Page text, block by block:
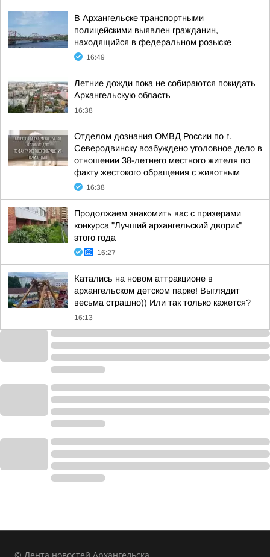
В Архангельске транспортными
полицейскими выявлен гражданин,
находящийся в федеральном розыске
16:49
Летние дожди пока не собираются покидать
Архангельскую область
16:38
Отделом дознания ОМВД России по г.
Северодвинску возбуждено уголовное дело в
отношении 38-летнего местного жителя по
факту жестокого обращения с животным
16:38
Продолжаем знакомить вас с призерами
конкурса "Лучший архангельский дворик"
этого года
16:27
Катались на новом аттракционе в
архангельском детском парке! Выглядит
весьма страшно)) Или так только кажется?
16:13